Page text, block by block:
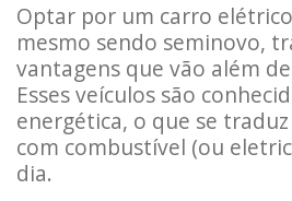
Optar por um carro
mesmo sendo seminovo,
vantagens que vão além
Esses veículos são
energética, o que se
com combustível (ou
dia.